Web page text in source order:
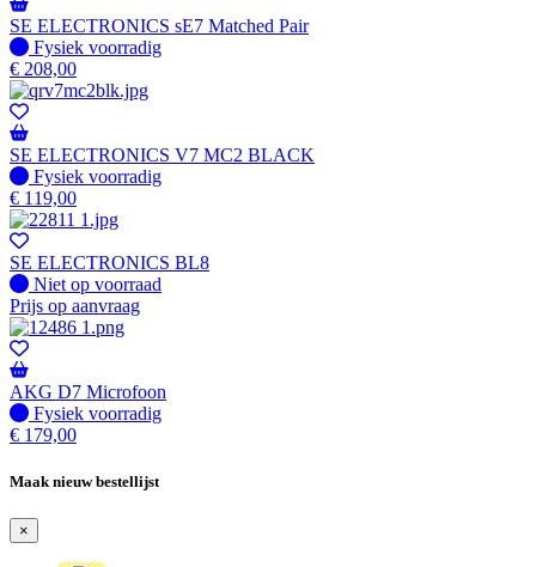
SE ELECTRONICS sE7 Matched Pair
Fysiek voorradig
Fysiek voorradig
€ 208,00
SE ELECTRONICS V7 MC2 BLACK
Fysiek voorradig
Fysiek voorradig
€ 119,00
SE ELECTRONICS BL8
Fysiek voorradig
Niet op voorraad
Prijs op aanvraag
AKG D7 Microfoon
Fysiek voorradig
Fysiek voorradig
€ 179,00
Maak nieuw bestellijst
×